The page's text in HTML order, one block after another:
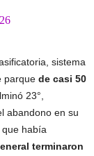
sistema
parque de casi 50
23°,
abandono en su
había
terminaron